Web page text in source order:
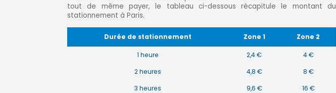
tout de même payer, le tableau ci-dessous récapitule le montant du
stationnement à Paris.
Durée de stationnement Zone 1 Zone 2
1 heure 2,4 €
4 €
2 heures
4,8 €
8 €
3 heures
9,6 €
16 €